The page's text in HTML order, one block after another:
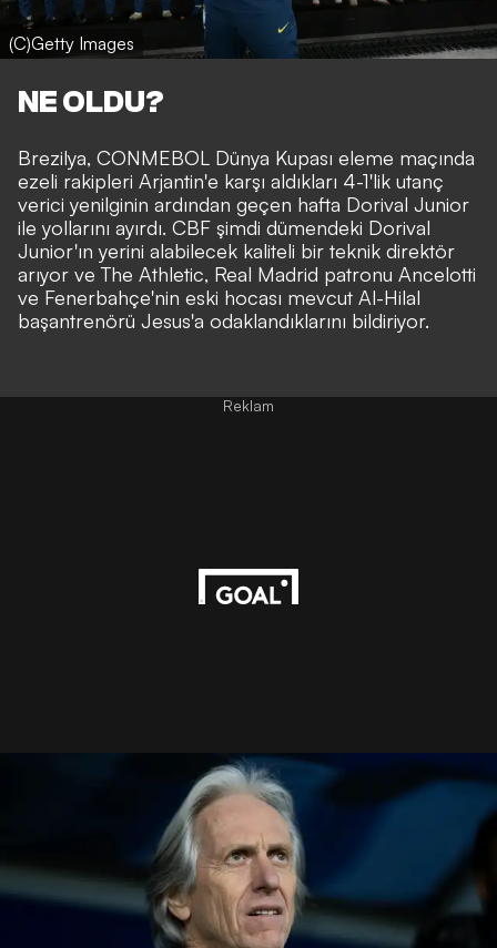
(C)Getty Images
NE OLDU?
Brezilya, CONMEBOL Dünya Kupası eleme maçında
ezeli rakipleri Arjantin'e karşı aldıkları 4-1'lik utanç
verici yenilginin ardından geçen hafta Dorival Junior
ile yollarını ayırdı. CBF şimdi dümendeki Dorival
Junior'ın yerini alabilecek kaliteli bir teknik direktör
arıyor ve The Athletic, Real Madrid patronu Ancelotti
ve Fenerbahçe'nin eski hocası mevcut Al-Hilal
başantrenörü Jesus'a odaklandıklarını bildiriyor.
Reklam